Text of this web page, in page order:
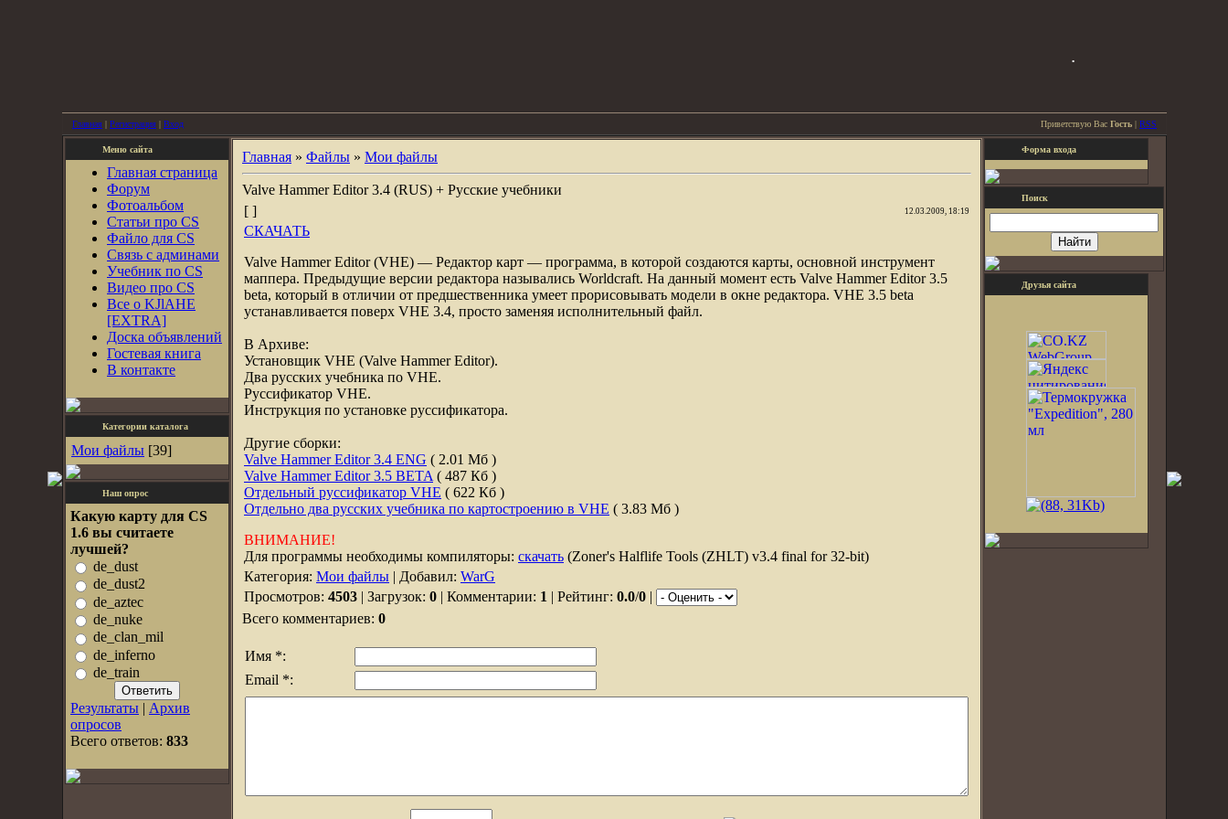
.
Главная | Регистрация | Вход Приветствую Вас Гость | RSS
Меню сайта
Главная страница
Форум
Фотоальбом
Статьи про CS
Файло для CS
Связь с админами
Учебник по CS
Видео про CS
Все о KJlAHE
[EXTRA]
Доска объявлений
Гостевая книга
В контакте
Категории каталога
Мои файлы [39]
Наш опрос
Какую карту для CS
1.6 вы считаете
лучшей?
de_dust
de_dust2
de_aztec
de_nuke
de_clan_mil
de_inferno
de_train
Результаты | Архив
опросов
Всего ответов: 833
Главная » Файлы » Мои файлы
Valve Hammer Editor 3.4 (RUS) + Русские учебники
[ ]
12.03.2009, 18:19
СКАЧАТЬ
Valve Hammer Editor (VHE) — Редактор карт — программа, в которой создаются карты, основной инструмент
маппера. Предыдущие версии редактора назывались Worldcraft. На данный момент есть Valve Hammer Editor 3.5
beta, который в отличии от предшественника умеет прорисовывать модели в окне редактора. VHE 3.5 beta
устанавливается поверх VHE 3.4, просто заменяя исполнительный файл.
В Архиве:
Установщик VHE (Valve Hammer Editor).
Два русских учебника по VHE.
Руссификатор VHE.
Инструкция по установке руссификатора.
Другие сборки:
Valve Hammer Editor 3.4 ENG ( 2.01 Мб )
Valve Hammer Editor 3.5 BETA ( 487 Кб )
Отдельный руссификатор VHE ( 622 Кб )
Отдельно два русских учебника по картостроению в VHE ( 3.83 Мб )
ВНИМАНИЕ!
Для программы необходимы компиляторы: скачать (Zoner's Halflife Tools (ZHLT) v3.4 final for 32-bit)
Категория: Мои файлы | Добавил: WarG
Просмотров: 4503 | Загрузок: 0 | Комментарии: 1 | Рейтинг: 0.0/0 |
Всего комментариев: 0
Имя *:
Email *:
Форма входа
Поиск
Друзья сайта